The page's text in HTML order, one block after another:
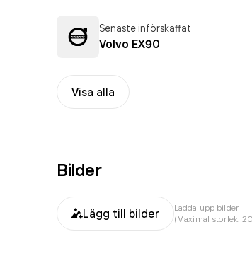
Senaste införskaffat
Volvo EX90
Visa alla
Bilder
Lägg till bilder
Ladda upp bilder
(Maximal storlek: